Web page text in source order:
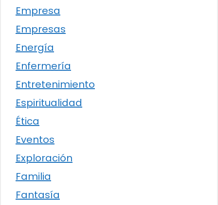
Empresa
Empresas
Energía
Enfermería
Entretenimiento
Espiritualidad
Ética
Eventos
Exploración
Familia
Fantasía